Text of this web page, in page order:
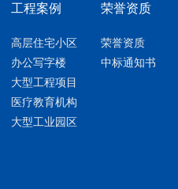
工程案例
高层住宅小区
办公写字楼
大型工程项目
医疗教育机构
大型工业园区
荣誉资质
荣誉资质
中标通知书